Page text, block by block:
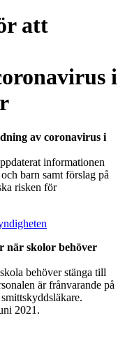
att
i
av coronavirus i
informationen
barn samt förslag på
risken för
när skolor behöver
behöver stänga till
är frånvarande på
2021.